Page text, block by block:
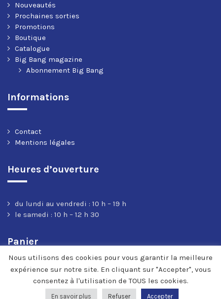
Nouveautés
Prochaines sorties
Promotions
Boutique
Catalogue
Big Bang magazine
Abonnement Big Bang
Informations
Contact
Mentions légales
Heures d’ouverture
du lundi au vendredi : 10 h – 19 h
le samedi : 10 h – 12 h 30
Panier
Nous utilisons des cookies pour vous garantir la meilleure
expérience sur notre site. En cliquant sur "Accepter", vous
consentez à l'utilisation de TOUS les cookies.
En savoir plus Refuser Accepter